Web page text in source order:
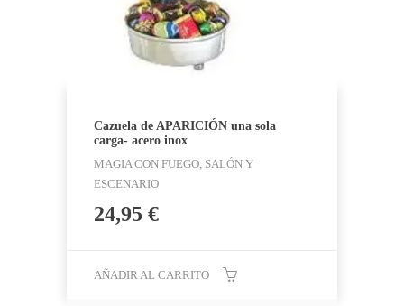
Cazuela de APARICIÓN una sola
carga- acero inox
MAGIA CON FUEGO, SALÓN Y
ESCENARIO
24,95 €
AÑADIR AL CARRITO